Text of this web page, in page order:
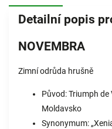
Detailní popis
NOVEMBRA
Zimní odrůda hrušně
Původ: Triumph de
Moldavsko
Synonymum: